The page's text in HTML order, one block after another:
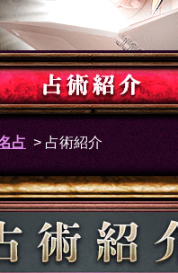
占 > 占術紹介
占術紹介